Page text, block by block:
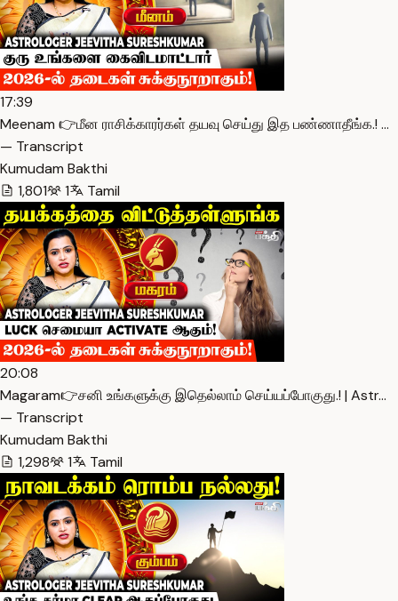
17:39
Meenam 👉மீன ராசிக்காரர்கள் தயவு செய்து இத பண்ணாதீங்க.! …
— Transcript
Kumudam Bakthi
1,801
1 Tamil
20:08
Magaram👉சனி உங்களுக்கு இதெல்லாம் செய்யப்போகுது.! | Astr…
— Transcript
Kumudam Bakthi
1,298
1 Tamil